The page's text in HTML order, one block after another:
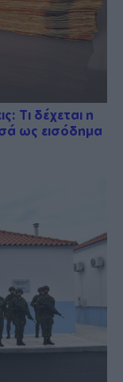
Τι δέχεται η
ως εισόδημα